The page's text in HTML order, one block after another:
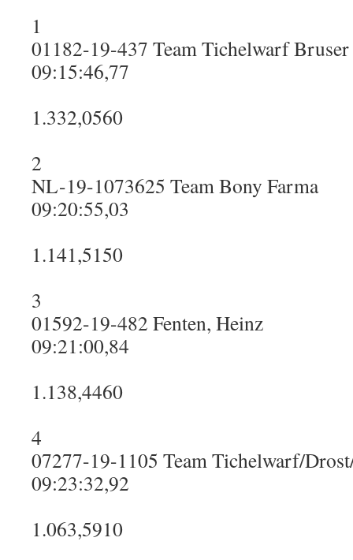
1
01182-19-437 Team Tichelwarf
09:15:46,77
1.332,0560
2
NL-19-1073625 Team Bony Farma
09:20:55,03
1.141,5150
3
01592-19-482 Fenten, Heinz
09:21:00,84
1.138,4460
4
07277-19-1105 Team Tichelwarf/
09:23:32,92
1.063,5910